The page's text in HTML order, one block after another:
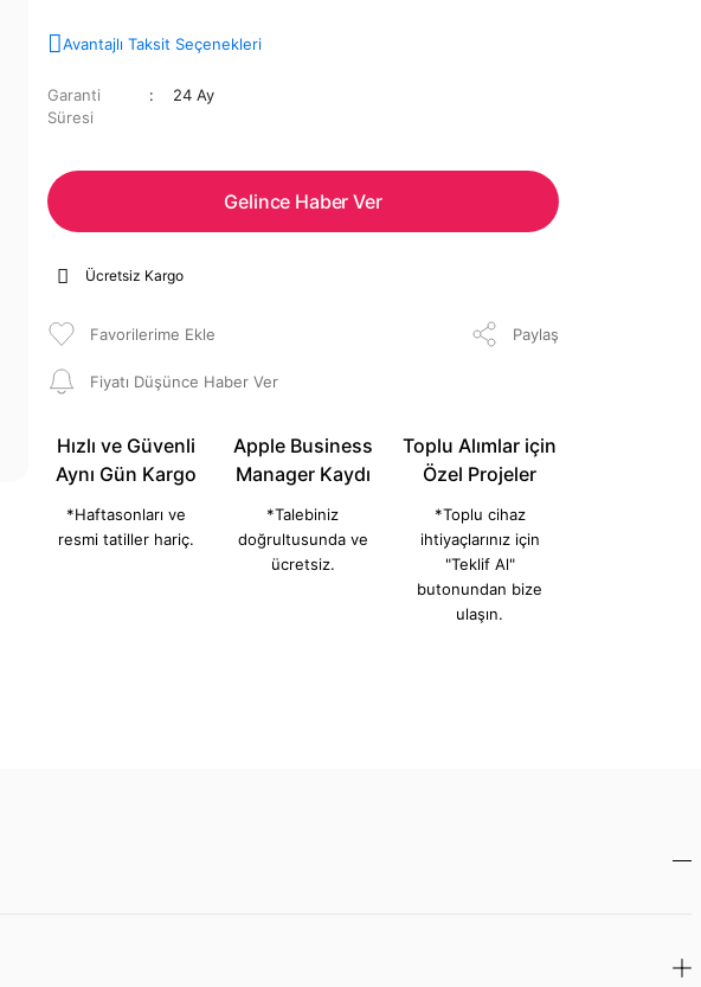
Avantajlı Taksit Seçenekleri
Garanti
Süresi
24 Ay
Gelince Haber Ver
Ücretsiz Kargo
Paylaş
Fiyatı Düşünce Haber Ver
Hızlı ve Güvenli
Aynı Gün Kargo
*Haftasonları ve
resmi tatiller hariç.
Apple Business
Manager Kaydı
*Talebiniz
doğrultusunda ve
ücretsiz.
Toplu Alımlar için
Özel Projeler
*Toplu cihaz
ihtiyaçlarınız için
"Teklif Al"
butonundan bize
ulaşın.